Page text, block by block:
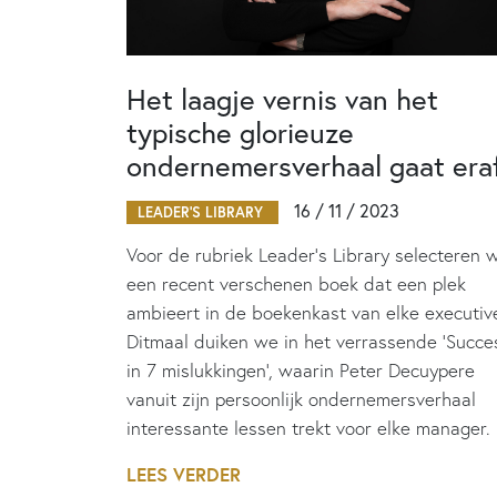
Het laagje vernis van het
typische glorieuze
ondernemersverhaal gaat
LEADER'S LIBRARY 16 / 11 / 2023
Voor de rubriek Leader’s Library selecteren
een recent verschenen boek dat een plek
ambieert in de boekenkast van elke
Ditmaal duiken we in het verrassende
in 7 mislukkingen’, waarin Peter Decuypere
vanuit zijn persoonlijk ondernemersverhaal
interessante lessen trekt voor elke manager.
LEES VERDER